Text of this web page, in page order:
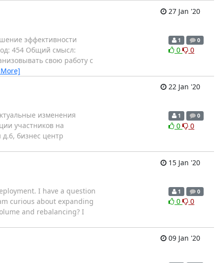
27 Jan '20
эффективности
454 Общий смысл:
свою работу с
1 0
0 0
22 Jan '20
изменения
участников на
бизнес центр
1 0
0 0
15 Jan '20
I have a question
curious about expanding
and rebalancing? I
1 0
0 0
09 Jan '20